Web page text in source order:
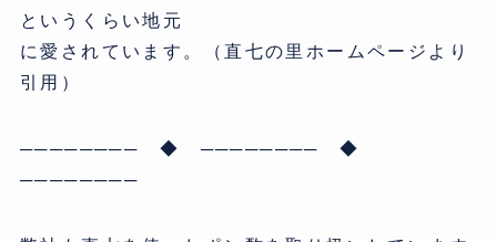
というくらい地元
に愛されています。（直七の里ホームページより
引用）
──────── ◆ ──────── ◆
────────